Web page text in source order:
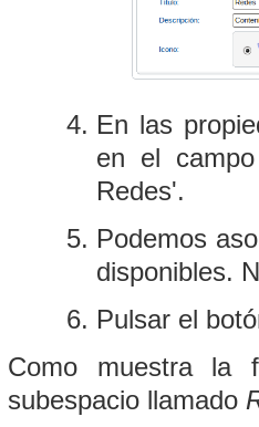
En las
en el
Redes'.
Podemos
disponibles.
Pulsar el
Como muestra la
subespacio llamado